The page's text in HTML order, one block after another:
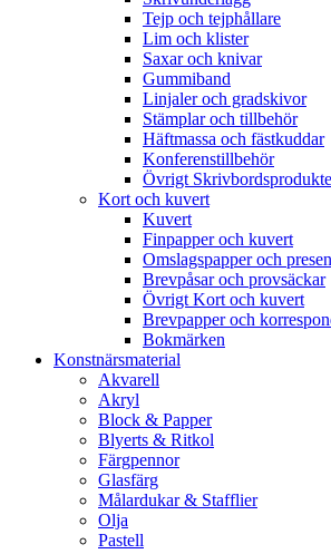
Tejp och tejphållare
Lim och klister
Saxar och knivar
Gummiband
Linjaler och gradskivor
Stämplar och tillbehör
Häftmassa och fästkuddar
Konferenstillbehör
Övrigt
Kort och kuvert
Kuvert
Finpapper och kuvert
Omslagspapper och
Brevpåsar och provsäckar
Övrigt Kort och kuvert
Brevpapper och
Bokmärken
Konstnärsmaterial
Akvarell
Akryl
Block & Papper
Blyerts & Ritkol
Färgpennor
Glasfärg
Målardukar & Stafflier
Olja
Pastell